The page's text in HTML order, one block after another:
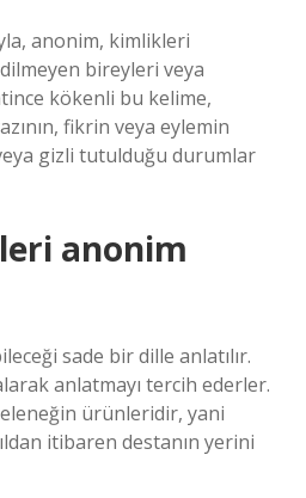
anonim, kimlikleri
bireyleri veya
kökenli bu kelime,
fikrin veya eylemin
gizli tutulduğu durumlar
anonim
sade bir dille anlatılır.
anlatmayı tercih ederler.
ürünleridir, yani
itibaren destanın yerini